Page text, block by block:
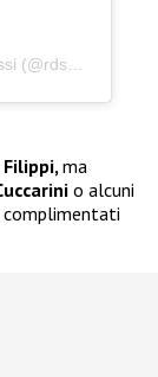
ma
o alcuni
complimentati